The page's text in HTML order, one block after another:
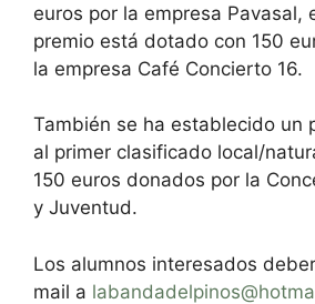
euros por la empresa Pavasal,
premio está dotado con 150
la empresa Café Concierto 16.
También se ha establecido un
al primer clasificado local/
150 euros donados por la
y Juventud.
Los alumnos interesados
mail a